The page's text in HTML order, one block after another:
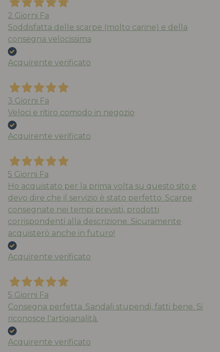
2 Giorni Fa
Soddisfatta delle scarpe (molto carine) e della
consegna velocissima
Acquirente verificato
3 Giorni Fa
Veloci e ritiro comodo in negozio
Acquirente verificato
5 Giorni Fa
Ho acquistato per la prima volta su questo sito e
devo dire che il servizio è stato perfetto. Scarpe
consegnate nei tempi previsti, prodotti
corrispondenti alla descrizione. Sicuramente
acquisterò anche in futuro!
Acquirente verificato
5 Giorni Fa
Consegna perfetta. Sandali stupendi, fatti bene. Si
riconosce l'artigianalità.
Acquirente verificato